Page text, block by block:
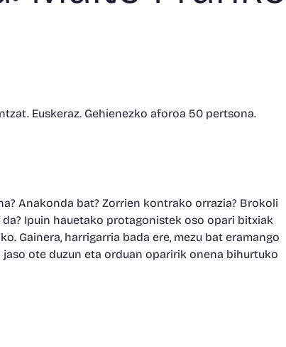
Euskeraz. Gehienezko aforoa 50 pertsona.
Anakonda bat? Zorrien kontrako orrazia? Brokoli
Ipuin hauetako protagonistek oso opari bitxiak
Gainera, harrigarria bada ere, mezu bat eramango
jaso ote duzun eta orduan oparirik onena bihurtuko